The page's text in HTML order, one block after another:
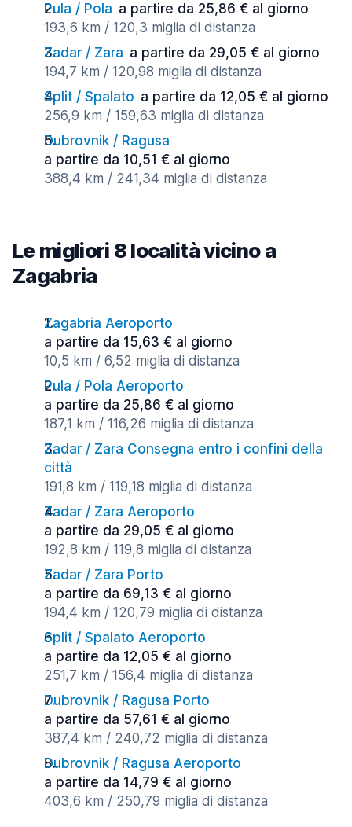
Pula / Pola a partire da 25,86 € al giorno
193,6 km / 120,3 miglia di distanza
Zadar / Zara a partire da 29,05 € al giorno
194,7 km / 120,98 miglia di distanza
Split / Spalato a partire da 12,05 € al giorno
256,9 km / 159,63 miglia di distanza
Dubrovnik / Ragusa
a partire da 10,51 € al giorno
388,4 km / 241,34 miglia di distanza
Le migliori 8 località vicino a
Zagabria
Zagabria Aeroporto
a partire da 15,63 € al giorno
10,5 km / 6,52 miglia di distanza
Pula / Pola Aeroporto
a partire da 25,86 € al giorno
187,1 km / 116,26 miglia di distanza
Zadar / Zara Consegna entro i confini della
città
191,8 km / 119,18 miglia di distanza
Zadar / Zara Aeroporto
a partire da 29,05 € al giorno
192,8 km / 119,8 miglia di distanza
Zadar / Zara Porto
a partire da 69,13 € al giorno
194,4 km / 120,79 miglia di distanza
Split / Spalato Aeroporto
a partire da 12,05 € al giorno
251,7 km / 156,4 miglia di distanza
Dubrovnik / Ragusa Porto
a partire da 57,61 € al giorno
387,4 km / 240,72 miglia di distanza
Dubrovnik / Ragusa Aeroporto
a partire da 14,79 € al giorno
403,6 km / 250,79 miglia di distanza